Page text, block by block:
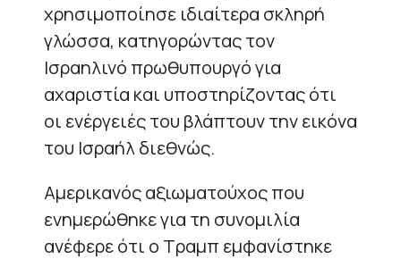
χρησιμοποίησε ιδιαίτερα σκληρή
γλώσσα, κατηγορώντας τον
Ισραηλινό πρωθυπουργό για
αχαριστία και υποστηρίζοντας ότι
οι ενέργειές του βλάπτουν την εικόνα
του Ισραήλ διεθνώς.
Αμερικανός αξιωματούχος που
ενημερώθηκε για τη συνομιλία
ανέφερε ότι ο Τραμπ εμφανίστηκε